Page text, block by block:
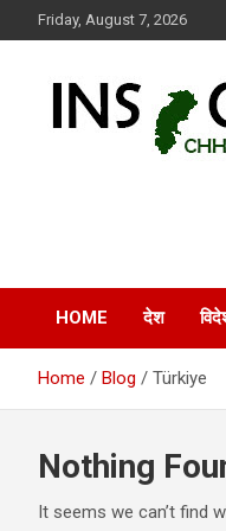
to
Friday, August 7, 2026
HOME देश
Home Blog Türkiye
Nothing
It seems we can’t find